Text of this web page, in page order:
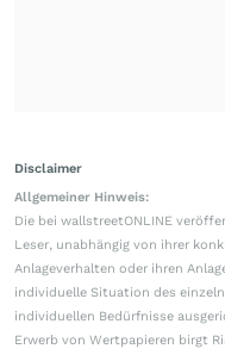
Disclaimer
Allgemeiner Hinweis:
Die bei wallstreetONLINE
Leser, unabhängig von ihrer
Anlageverhalten oder ihren
individuelle Situation des
individuellen Bedürfnisse
Erwerb von Wertpapieren birgt